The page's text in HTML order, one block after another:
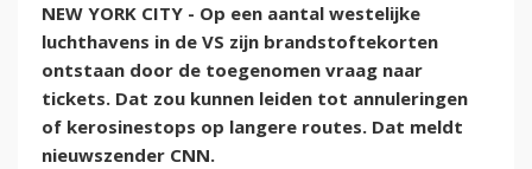
NEW YORK CITY - Op een aantal westelijke
luchthavens in de VS zijn brandstoftekorten
ontstaan door de toegenomen vraag naar
tickets. Dat zou kunnen leiden tot annuleringen
of kerosinestops op langere routes. Dat meldt
nieuwszender CNN.